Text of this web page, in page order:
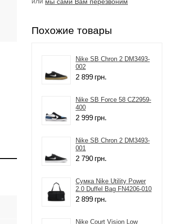
Похожие товары
Nike SB Chron 2 DM3493-
002
2 899 грн.
Nike SB Force 58 CZ2959-
400
2 999 грн.
Nike SB Chron 2 DM3493-
001
2 790 грн.
Сумка Nike Utility Power
2.0 Duffel Bag FN4206-010
2 899 грн.
Nike Court Vision Low